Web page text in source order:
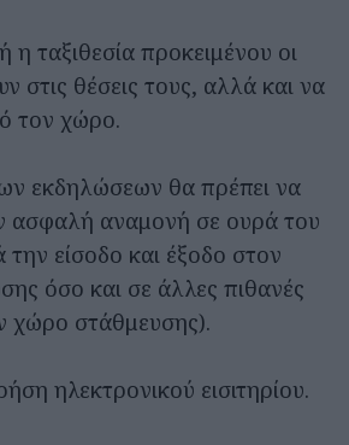
η ταξιθεσία προκειμένου οι
στις θέσεις τους, αλλά και να
τον χώρο.
εκδηλώσεων θα πρέπει να
ασφαλή αναμονή σε ουρά του
την είσοδο και έξοδο στον
όσο και σε άλλες πιθανές
χώρο στάθμευσης).
ηλεκτρονικού εισιτηρίου.